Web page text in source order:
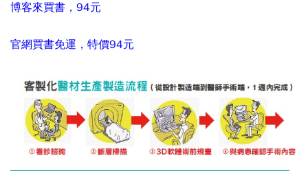
博客來買書，94元
官網買書免運，特價94元